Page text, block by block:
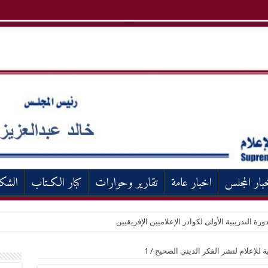
المجلس اخبار عامة تقارير وحوارات كبار الكـتاب
التدريبية الأولى لكوادر الإعلاميين الإفريقيين
للإعلام لنشر الفكر الديني الصحيح /
1